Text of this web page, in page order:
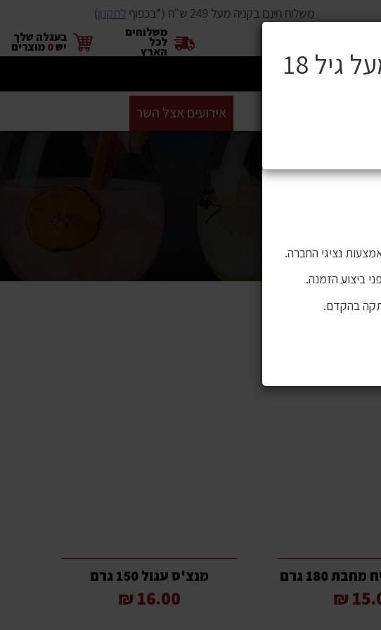
משלוח חינם בקניה מעל 249 ש"ח (*בכפוף לתקנון)
משלוחים
לכל
הארץ
בעגלה שלך
יש0מוצרים
אירועים אצל השר
180 גרם מנצ'ס עגול 150 גרם
16.00 ₪
ואף עושה בהם
אחראים לתוכן,
נציגי החברה.
בהקדם.
18